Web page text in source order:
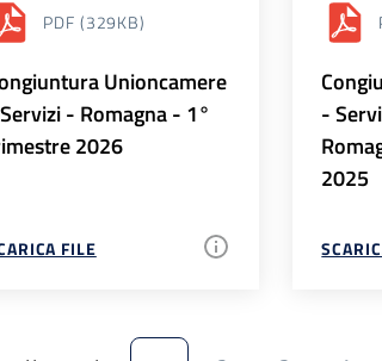
PDF (329KB)
Unioncamere
- Romagna - 1°
2026
FILE
-
2025